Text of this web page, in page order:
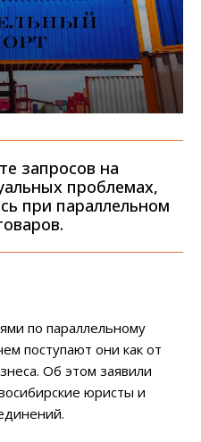
запросов на
проблемах,
при параллельном
по параллельному
поступают они как от
Об этом заявили
юристы и